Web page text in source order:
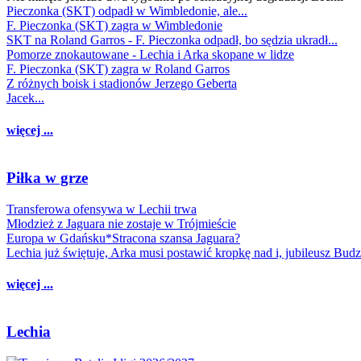
Pieczonka (SKT) odpadł w Wimbledonie, ale...
F. Pieczonka (SKT) zagra w Wimbledonie
SKT na Roland Garros - F. Pieczonka odpadł, bo sędzia ukradł...
Pomorze znokautowane - Lechia i Arka skopane w lidze
F. Pieczonka (SKT) zagra w Roland Garros
Z różnych boisk i stadionów Jerzego Geberta
Jacek...
więcej ...
Piłka w grze
Transferowa ofensywa w Lechii trwa
Młodzież z Jaguara nie zostaje w Trójmieście
Europa w Gdańsku*Stracona szansa Jaguara?
Lechia już świętuje, Arka musi postawić kropkę nad i, jubileusz
więcej ...
Lechia